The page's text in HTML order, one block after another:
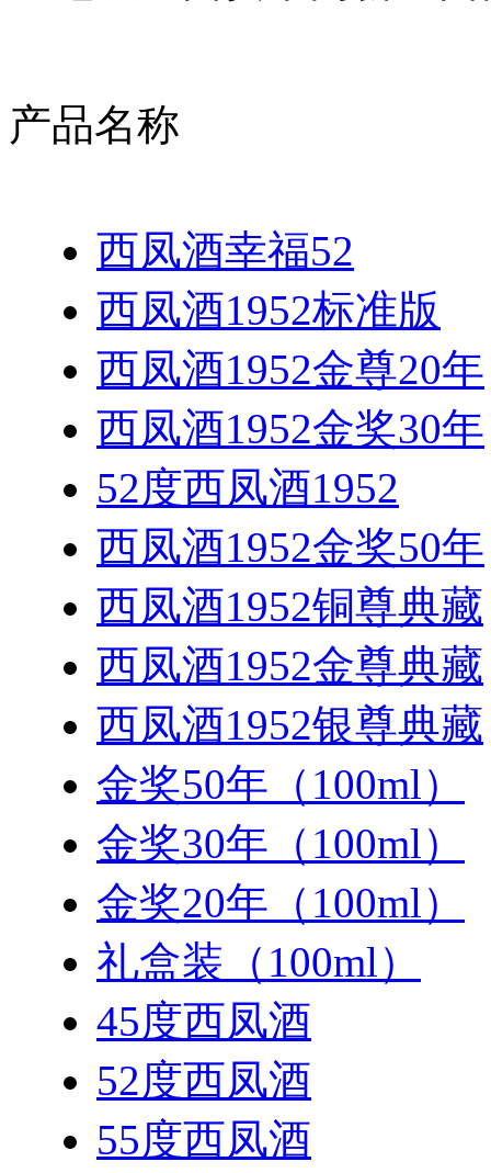
产品名称
西凤酒幸福52
西凤酒1952标准版
西凤酒1952金尊20年
西凤酒1952金奖30年
52度西凤酒1952
西凤酒1952金奖50年
西凤酒1952铜尊典藏
西凤酒1952金尊典藏
西凤酒1952银尊典藏
金奖50年（100ml）
金奖30年（100ml）
金奖20年（100ml）
礼盒装（100ml）
45度西凤酒
52度西凤酒
55度西凤酒